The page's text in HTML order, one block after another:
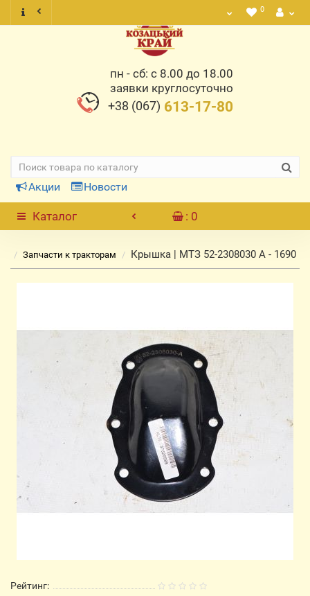
0
пн - сб: с 8.00 до 18.00
заявки круглосуточно
+38 (067) 613-17-80
Акции Новости
Каталог : 0
Запчасти к тракторам Крышка | МТЗ 52-2308030 А - 1690
Рейтинг: